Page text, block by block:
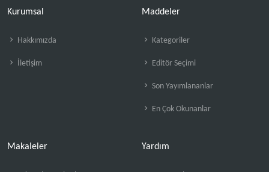
Kurumsal
Hakkımızda
İletişim
Maddeler
Kategoriler
Editör Seçimi
Son Yayımlananlar
En Çok Okunanlar
Makaleler Yardım